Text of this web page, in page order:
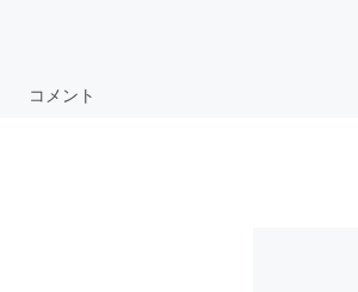
コメント